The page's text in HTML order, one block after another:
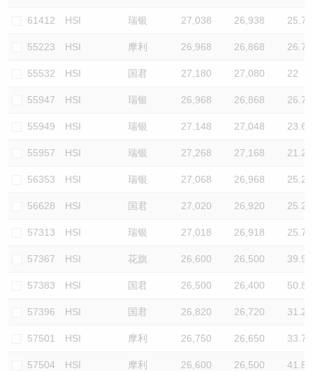
61412 HSI 瑞银 27,038 26,938 25.7
55223 HSI 摩利 26,968 26,868 26.7
55532 HSI 国君 27,180 27,080 22
55947 HSI 瑞银 26,968 26,868 26.7
55949 HSI 瑞银 27,148 27,048 23.6
55957 HSI 瑞银 27,268 27,168 21.2
56353 HSI 瑞银 27,068 26,968 25.2
56628 HSI 国君 27,020 26,920 25.2
57313 HSI 瑞银 27,018 26,918 25.7
57367 HSI 花旗 26,600 26,500 39.9
57383 HSI 国君 26,500 26,400 50.8
57396 HSI 国君 26,820 26,720 31.2
57501 HSI 摩利 26,750 26,650 33.7
57504 HSI 摩利 26,600 26,500 41.8